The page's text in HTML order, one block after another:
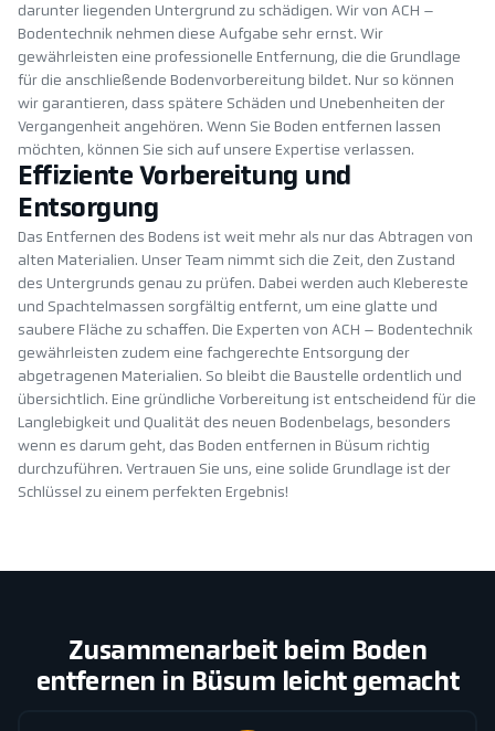
darunter liegenden Untergrund zu schädigen. Wir von ACH –
Bodentechnik nehmen diese Aufgabe sehr ernst. Wir
gewährleisten eine professionelle Entfernung, die die Grundlage
für die anschließende Bodenvorbereitung bildet. Nur so können
wir garantieren, dass spätere Schäden und Unebenheiten der
Vergangenheit angehören. Wenn Sie Boden entfernen lassen
möchten, können Sie sich auf unsere Expertise verlassen.
Effiziente Vorbereitung und
Entsorgung
Das Entfernen des Bodens ist weit mehr als nur das Abtragen von
alten Materialien. Unser Team nimmt sich die Zeit, den Zustand
des Untergrunds genau zu prüfen. Dabei werden auch Klebereste
und Spachtelmassen sorgfältig entfernt, um eine glatte und
saubere Fläche zu schaffen. Die Experten von ACH – Bodentechnik
gewährleisten zudem eine fachgerechte Entsorgung der
abgetragenen Materialien. So bleibt die Baustelle ordentlich und
übersichtlich. Eine gründliche Vorbereitung ist entscheidend für die
Langlebigkeit und Qualität des neuen Bodenbelags, besonders
wenn es darum geht, das Boden entfernen in Büsum richtig
durchzuführen. Vertrauen Sie uns, eine solide Grundlage ist der
Schlüssel zu einem perfekten Ergebnis!
Zusammenarbeit beim Boden
entfernen in Büsum leicht gemacht